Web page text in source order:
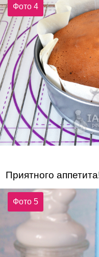
Фото 4
Приятного
Фото 5